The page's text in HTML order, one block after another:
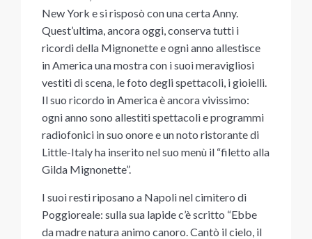
New York e si risposò con una certa Anny.
Quest’ultima, ancora oggi, conserva tutti i
ricordi della Mignonette e ogni anno allestisce
in America una mostra con i suoi meravigliosi
vestiti di scena, le foto degli spettacoli, i gioielli.
Il suo ricordo in America è ancora vivissimo:
ogni anno sono allestiti spettacoli e programmi
radiofonici in suo onore e un noto ristorante di
Little-Italy ha inserito nel suo menù il “filetto alla
Gilda Mignonette”.
I suoi resti riposano a Napoli nel cimitero di
Poggioreale: sulla sua lapide c’è scritto “Ebbe
da madre natura animo canoro. Cantò il cielo, il